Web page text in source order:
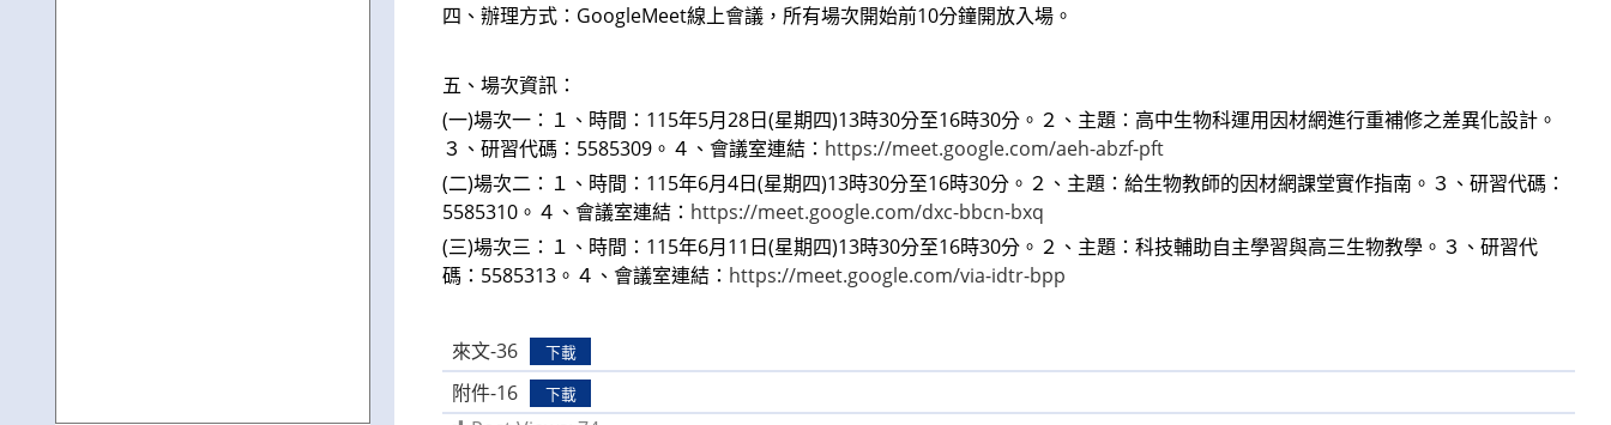
四、辦理方式：GoogleMeet線上會議，所有場次開始前10分鐘開放入場。
五、場次資訊：
(一)場次一：１、時間：115年5月28日(星期四)13時30分至16時30分。２、主題：高中生物科運用因材網進行重補修之差異化設計。
３、研習代碼：5585309。４、會議室連結： https://meet.google.com/aeh-abzf-pft
(二)場次二：１、時間：115年6月4日(星期四)13時30分至16時30分。２、主題：給生物教師的因材網課堂實作指南。３、研習代碼：
5585310。４、會議室連結： https://meet.google.com/dxc-bbcn-bxq
(三)場次三：１、時間：115年6月11日(星期四)13時30分至16時30分。２、主題：科技輔助自主學習與高三生物教學。３、研習代
碼：5585313。４、會議室連結： https://meet.google.com/via-idtr-bpp
來文-36 下載
附件-16 下載